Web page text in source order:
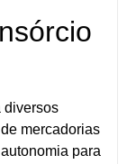
diversos
mercadorias
para